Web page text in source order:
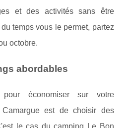
et des activités sans être
temps vous le permet, partez
octobre.
abordables
économiser sur votre
est de choisir des
le cas du camping Le Bon